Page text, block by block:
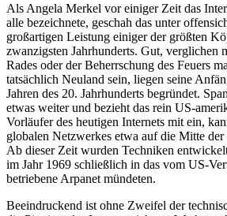
Als Angela Merkel vor einiger Zeit das
alle bezeichnete, geschah das unter
großartigen Leistung einiger der größten
zwanzigsten Jahrhunderts. Gut, verglichen
Rades oder der Beherrschung des Feuers
tatsächlich Neuland sein, liegen seine
Jahren des 20. Jahrhunderts begründet.
etwas weiter und bezieht das rein US-
Vorläufer des heutigen Internets mit ein,
globalen Netzwerkes etwa auf die Mitte der
Ab dieser Zeit wurden Techniken
im Jahr 1969 schließlich in das vom US-
betriebene Arpanet mündeten.
Beeindruckend ist ohne Zweifel der